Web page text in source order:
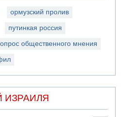
ормузский пролив
путинкая россия
опрос общественного мнения
ИЗРАИЛЯ